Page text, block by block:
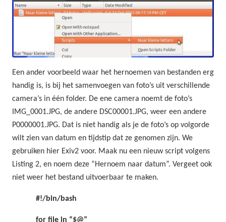
Een ander voorbeeld waar het hernoemen van bestanden erg
handig is, is bij het samenvoegen van foto’s uit verschillende
camera’s in één folder. De ene camera noemt de foto’s
IMG_0001.JPG, de andere DSC00001.JPG, weer een andere
P0000001.JPG. Dat is niet handig als je de foto’s op volgorde
wilt zien van datum en tijdstip dat ze genomen zijn. We
gebruiken hier Exiv2 voor. Maak nu een nieuw script volgens
Listing 2, en noem deze “Hernoem naar datum”. Vergeet ook
niet weer het bestand uitvoerbaar te maken.
#!/bin/bash
for file in “$@”